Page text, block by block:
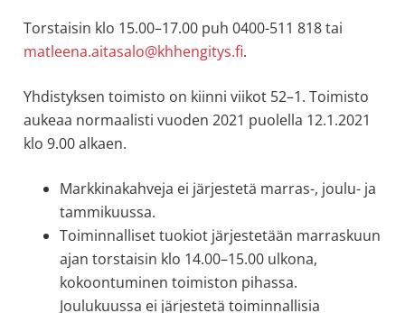
Torstaisin klo 15.00–17.00 puh 0400-511 818 tai
matleena.aitasalo@khhengitys.fi.
Yhdistyksen toimisto on kiinni viikot 52–1. Toimisto
aukeaa normaalisti vuoden 2021 puolella 12.1.2021
klo 9.00 alkaen.
Markkinakahveja ei järjestetä marras-, joulu- ja
tammikuussa.
Toiminnalliset tuokiot järjestetään marraskuun
ajan torstaisin klo 14.00–15.00 ulkona,
kokoontuminen toimiston pihassa.
Joulukuussa ei järjestetä toiminnallisia